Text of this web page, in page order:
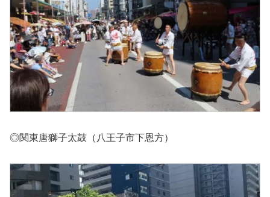
◎関東唐獅子太鼓（八王子市下恩方）